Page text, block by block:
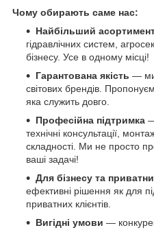
Чому обирають саме нас:
Найбільший
гідравлічних систем,
бізнесу. Усе в одному місці!
Гарантована якість — ми
світових брендів.
яка служить довго.
Професійна підтримка
технічні консультації,
складності. Ми не просто
ваші задачі!
Для бізнесу та
ефективні рішення як для
приватних клієнтів.
Вигідні умови —